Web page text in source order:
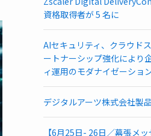
資格取得者が 5 名に
AIセキュリティ、クラウド
ートナーシップ強化により
ィ運用のモダナイゼーショ
デジタルアーツ株式会社製
【6月25日- 26日／幕張メ